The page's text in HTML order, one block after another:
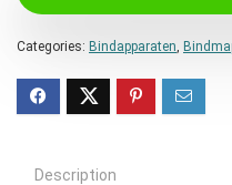
Categories: Bindapparaten,
Description